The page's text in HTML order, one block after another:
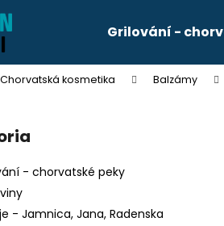
Grilování -
Chorvatská kosmetika Balzámy
- chorvatské peky
- Jamnica, Jana, Radenska